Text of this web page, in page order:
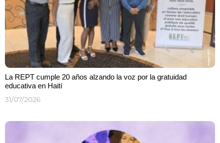
La REPT cumple 20 años alzando la voz por la gratuidad
educativa en Haití
31/07/2026